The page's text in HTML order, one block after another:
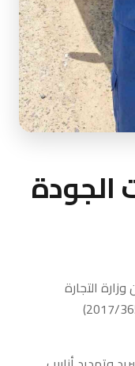
وزارة التجارة